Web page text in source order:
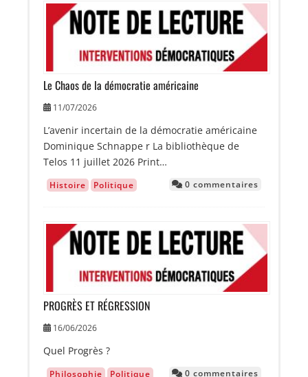
Image
Le Chaos de la démocratie américaine
11/07/2026
L’avenir incertain de la démocratie américaine
Dominique Schnappe r La bibliothèque de
Telos 11 juillet 2026 Print…
Histoire Politique 0 commentaires
Image
PROGRÈS ET RÉGRESSION
16/06/2026
Quel Progrès ?
Philosophie Politique 0 commentaires